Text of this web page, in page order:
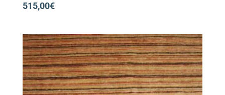
515,00€